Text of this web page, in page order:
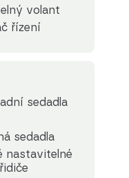
volant
řízení
sedadla
sedadla
nastavitelné